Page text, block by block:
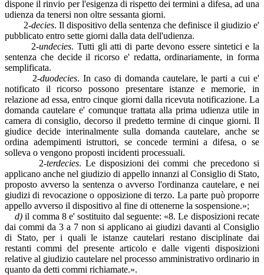
dispone il rinvio per l'esigenza di rispetto dei termini a difesa, ad una
udienza da tenersi non oltre sessanta giorni.
2-decies. Il dispositivo della sentenza che definisce il giudizio e'
pubblicato entro sette giorni dalla data dell'udienza.
2-undecies. Tutti gli atti di parte devono essere sintetici e la
sentenza che decide il ricorso e' redatta, ordinariamente, in forma
semplificata.
2-duodecies. In caso di domanda cautelare, le parti a cui e'
notificato il ricorso possono presentare istanze e memorie, in
relazione ad essa, entro cinque giorni dalla ricevuta notificazione. La
domanda cautelare e' comunque trattata alla prima udienza utile in
camera di consiglio, decorso il predetto termine di cinque giorni. Il
giudice decide interinalmente sulla domanda cautelare, anche se
ordina adempimenti istruttori, se concede termini a difesa, o se
solleva o vengono proposti incidenti processuali.
2-terdecies. Le disposizioni dei commi che precedono si
applicano anche nel giudizio di appello innanzi al Consiglio di Stato,
proposto avverso la sentenza o avverso l'ordinanza cautelare, e nei
giudizi di revocazione o opposizione di terzo. La parte può proporre
appello avverso il dispositivo al fine di ottenerne la sospensione.»;
d) il comma 8 e' sostituito dal seguente: «8. Le disposizioni recate
dai commi da 3 a 7 non si applicano ai giudizi davanti al Consiglio
di Stato, per i quali le istanze cautelari restano disciplinate dai
restanti commi del presente articolo e dalle vigenti disposizioni
relative al giudizio cautelare nel processo amministrativo ordinario in
quanto da detti commi richiamate.».